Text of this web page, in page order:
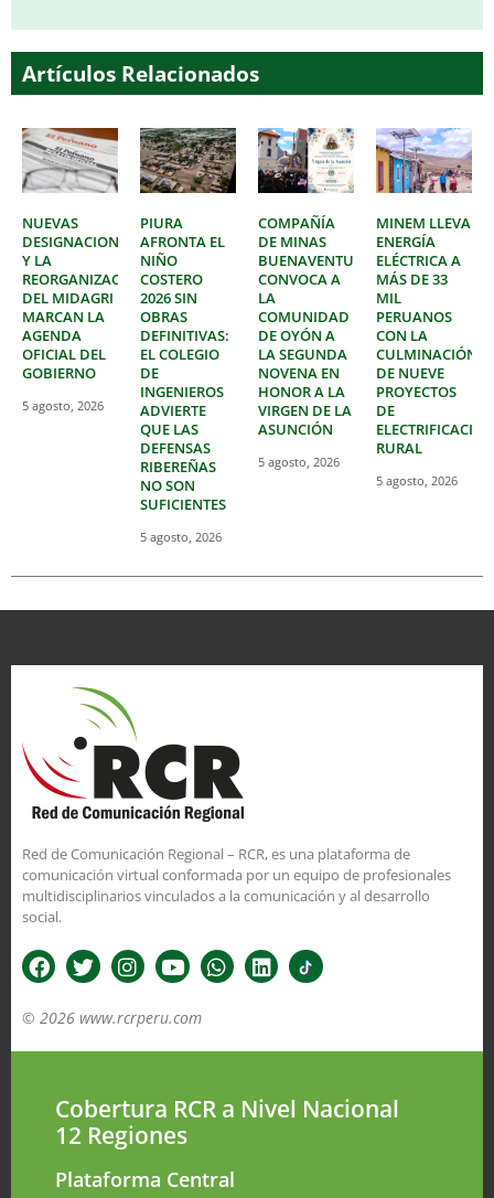
Artículos Relacionados
NUEVAS
DESIGNACIONES
Y LA
REORGANIZACIÓN
DEL MIDAGRI
MARCAN LA
AGENDA
OFICIAL DEL
GOBIERNO
5 agosto, 2026
PIURA
AFRONTA EL
NIÑO
COSTERO
2026 SIN
OBRAS
DEFINITIVAS:
EL COLEGIO
DE
INGENIEROS
ADVIERTE
QUE LAS
DEFENSAS
RIBEREÑAS
NO SON
SUFICIENTES
5 agosto, 2026
COMPAÑÍA
DE MINAS
BUENAVENTURA
CONVOCA A
LA
COMUNIDAD
DE OYÓN A
LA SEGUNDA
NOVENA EN
HONOR A LA
VIRGEN DE LA
ASUNCIÓN
5 agosto, 2026
MINEM LLEVA
ENERGÍA
ELÉCTRICA A
MÁS DE 33
MIL
PERUANOS
CON LA
CULMINACIÓN
DE NUEVE
PROYECTOS
DE
ELECTRIFICACIÓN
RURAL
5 agosto, 2026
Red de Comunicación Regional – RCR, es una plataforma de
comunicación virtual conformada por un equipo de profesionales
multidisciplinarios vinculados a la comunicación y al desarrollo
social.
© 2026 www.rcrperu.com
Cobertura RCR a Nivel Nacional
12 Regiones
Plataforma Central